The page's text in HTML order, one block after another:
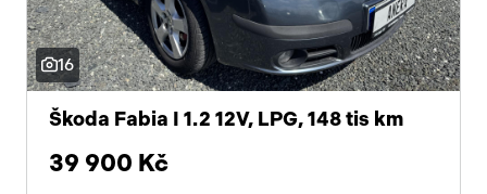
16
Škoda Fabia I 1.2 12V, LPG, 148 tis km
39 900 Kč